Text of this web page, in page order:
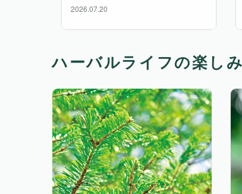
2026.07.20
ハーバルライフの楽し